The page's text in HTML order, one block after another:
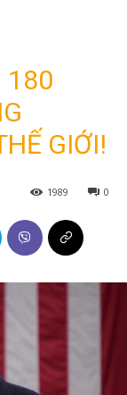
180
GIỚI!
0
1989